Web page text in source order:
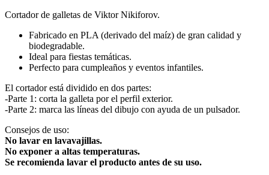
Cortador de galletas de Viktor Nikiforov.
Fabricado en PLA (derivado del maíz) de gran calidad y
biodegradable.
Ideal para fiestas temáticas.
Perfecto para cumpleaños y eventos infantiles.
El cortador está dividido en dos partes:
-Parte 1: corta la galleta por el perfil exterior.
-Parte 2: marca las líneas del dibujo con ayuda de un pulsador.
Consejos de uso:
No lavar en lavavajillas.
No exponer a altas temperaturas.
Se recomienda lavar el producto antes de su uso.